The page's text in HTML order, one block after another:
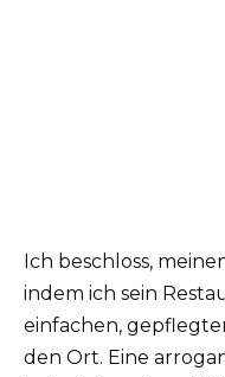
Ich beschloss,
indem ich sein
einfachen,
den Ort. Eine